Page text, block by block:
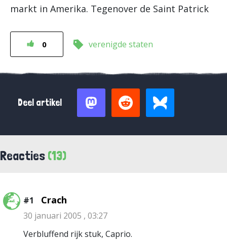
markt in Amerika. Tegenover de Saint Patrick
0 verenigde staten
Deel artikel
Reacties (13)
#1 Crach
30 januari 2005 , 03:27
Verbluffend rijk stuk, Caprio.